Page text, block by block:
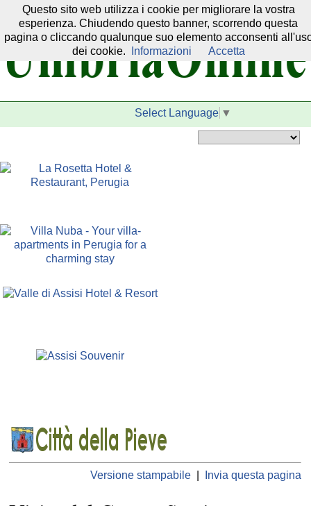
Il nostro network:
Select Language ▼
Versione stampabile Invia questa pagina
Questo sito web utilizza i cookie per migliorare la vostra
esperienza. Chiudendo questo banner, scorrendo questa
pagina o cliccando qualunque suo elemento acconsenti
dei cookie.
Informazioni Accetta